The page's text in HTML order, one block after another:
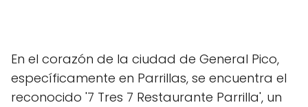
En el corazón de la ciudad de General Pico,
específicamente en Parrillas, se encuentra el
reconocido '7 Tres 7 Restaurante Parrilla', un